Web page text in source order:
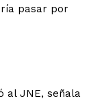
pasar por
al JNE, señala